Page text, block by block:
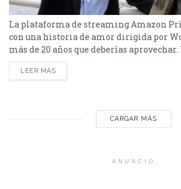
La plataforma de streaming Amazon
con una historia de amor dirigida por
más de 20 años que deberías
reconocido director de cine, actor y
estadounidense. Su prolífica carrera
LEER MÁS
CARGAR MÁS
ANUNCIO